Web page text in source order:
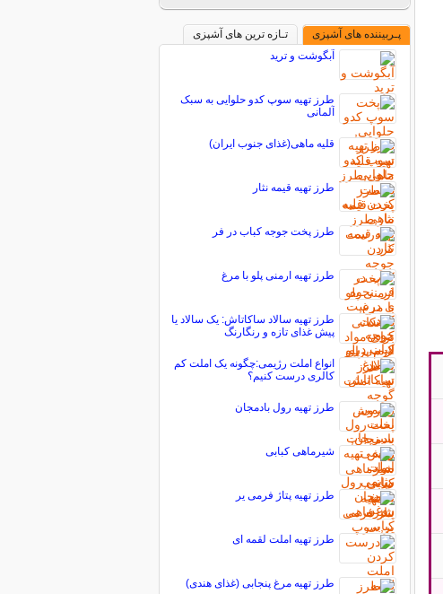
پـربیننده های آشپزی
تـازه ترین های آشپزی
آبگوشت و ترید
طرز تهیه سوپ كدو حلوايى به سبک
آلمانی
قلیه ماهی(غذای جنوب ایران)
طرز تهیه قیمه نثار
طرز پخت جوجه کباب در فر
طرز تهیه ارمنی پلو با مرغ
طرز تهیه سالاد ساکاتاش: یک سالاد یا
پیش غذای تازه و رنگارنگ
انواع املت رژیمی:چگونه یک املت کم
کالری درست کنیم؟
طرز تهیه رول بادمجان
شیرماهی کبابی
طرز تهیه پتاژ فرمی یر
طرز تهیه املت لقمه ای
طرز تهیه مرغ پنجابی (غذای هندی)